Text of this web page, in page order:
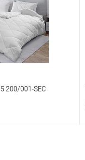
Сравнение
В наличии
200/001-SEC